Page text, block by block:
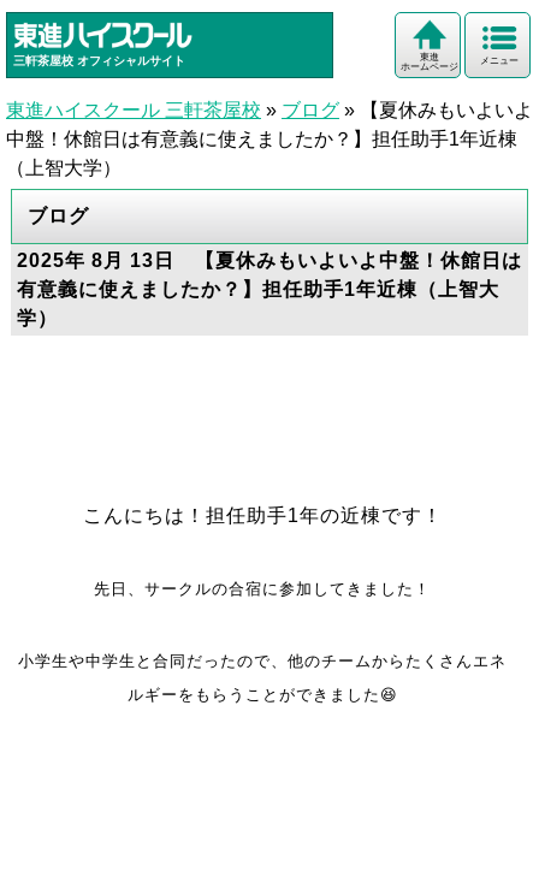
三軒茶屋校 オフィシャルサイト メニュー
東進
ホームページ
東進ハイスクール 三軒茶屋校 » ブログ »
【夏休みもいよいよ
中盤！休館日は有意義に使えましたか？】担任助手1年近棟
（上智大学）
ブログ
2025年 8月 13日 【夏休みもいよいよ中盤！休館日は
有意義に使えましたか？】担任助手1年近棟（上智大
学）
こんにちは！担任助手1年の近棟です！
先日、サークルの合宿に参加してきました！
小学生や中学生と合同だったので、他のチームからたくさんエネ
ルギーをもらうことができました😆